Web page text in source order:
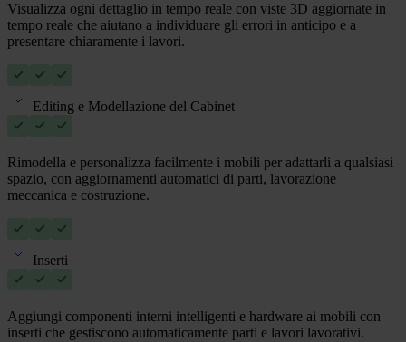
Visualizza ogni dettaglio in tempo reale con viste 3D aggiornate in
tempo reale che aiutano a individuare gli errori in anticipo e a
presentare chiaramente i lavori.
Editing e Modellazione del Cabinet
Rimodella e personalizza facilmente i mobili per adattarli a qualsiasi
spazio, con aggiornamenti automatici di parti, lavorazione
meccanica e costruzione.
Inserti
Aggiungi componenti interni intelligenti e hardware ai mobili con
inserti che gestiscono automaticamente parti e lavori lavorativi.